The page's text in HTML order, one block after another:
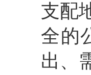
支配
全的
出、